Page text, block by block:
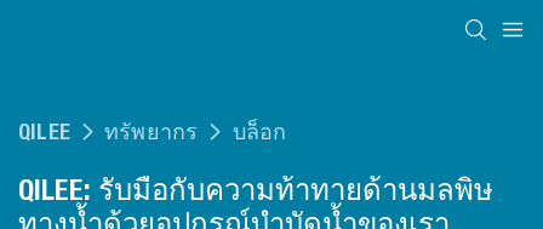
QILEE ทรัพยากร บล็อก
QILEE: รับมือกับความท้าทายด้านมลพิษ